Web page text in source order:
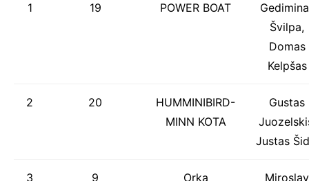
1 19 POWER BOAT
Švilpa,
Domas
Kelpšas
2 20
HUMMINIBIRD-
MINN KOTA
Gustas
Justas
3 9 Orka
Miroslav